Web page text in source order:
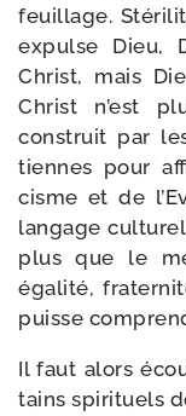
feuillage.
expulse Dieu,
Christ, mais
Christ n’est
construit par
tiennes pour
cisme et de
lan­gage
plus que le
éga­li­té,
puisse
Il faut alors
tains spi­ri­tuels